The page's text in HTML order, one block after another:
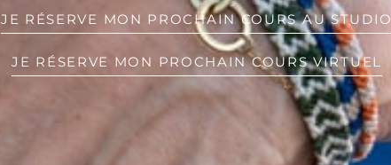
JE RÉSERVE MON PROCHAIN COURS AU STUDIO
JE RÉSERVE MON PROCHAIN COURS VIRTUEL